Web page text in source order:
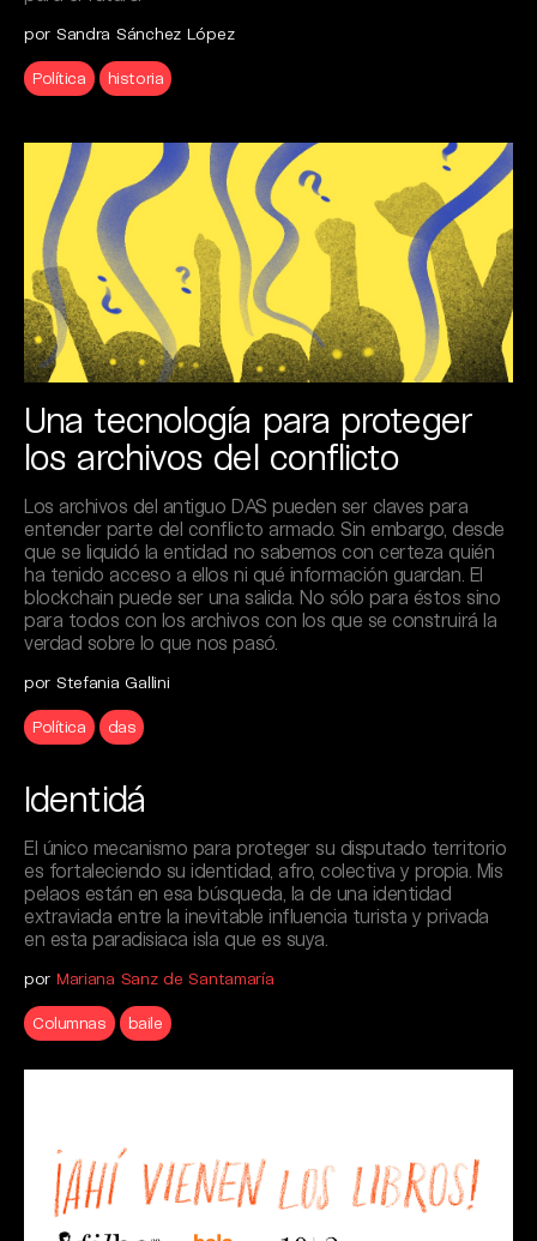
por Sandra Sánchez López
Política historia
Una tecnología para proteger
los archivos del conflicto
Los archivos del antiguo DAS pueden ser claves para
entender parte del conflicto armado. Sin embargo, desde
que se liquidó la entidad no sabemos con certeza quién
ha tenido acceso a ellos ni qué información guardan. El
blockchain puede ser una salida. No sólo para éstos sino
para todos con los archivos con los que se construirá la
verdad sobre lo que nos pasó.
por Stefania Gallini
Política das
Identidá
El único mecanismo para proteger su disputado territorio
es fortaleciendo su identidad, afro, colectiva y propia. Mis
pelaos están en esa búsqueda, la de una identidad
extraviada entre la inevitable influencia turista y privada
en esta paradisiaca isla que es suya.
por Mariana Sanz de Santamaría
Columnas baile